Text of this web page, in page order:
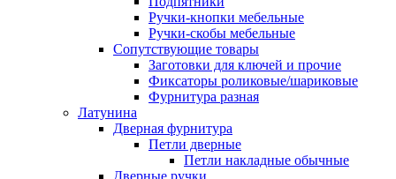
Ручки-кнопки мебельные
Ручки-скобы мебельные
Сопутствующие товары
Заготовки для ключей и прочие
Фиксаторы роликовые/шариковые
Фурнитура разная
Латунина
Дверная фурнитура
Петли дверные
Петли накладные обычные